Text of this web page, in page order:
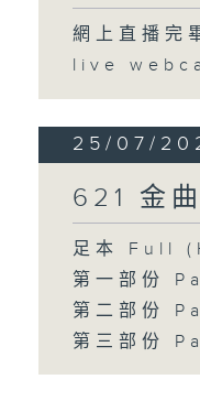
網上直播
live
25/07/
621 金
足本 Full
第一部份
第二部份
第三部份